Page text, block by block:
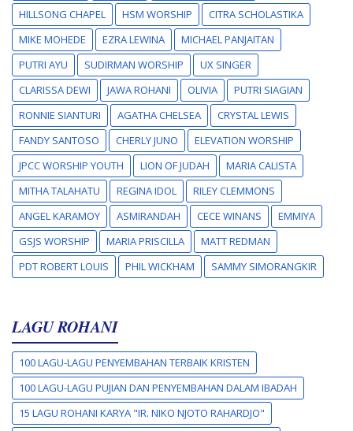
HILLSONG CHAPEL
HSM WORSHIP
CITRA SCHOLASTIKA
MIKE MOHEDE
EZRA LEWINA
MICHAEL PANJAITAN
PUTRI AYU
SUDIRMAN WORSHIP
UX SINGER
CLARISSA DEWI
JAWA ROHANI OLIVIA
PUTRI SIAGIAN
RONNIE SIANTURI
AGATHA CHELSEA
CRYSTAL LEWIS
FANDY SANTOSO
CHERLY JUNO
ELEVATION WORSHIP
JPCC WORSHIP YOUTH
LION OF JUDAH
MARIA CALISTA
MITHA TALAHATU
REGINA IDOL
RILEY CLEMMONS
ANGEL KARAMOY
ASMIRANDAH CECE WINANS
EMMIYA
GSJS WORSHIP
MARIA PRISCILLA
MATT REDMAN
PDT ROBERT LOUIS
PHIL WICKHAM SAMMY SIMORANGKIR
LAGU ROHANI
100 LAGU-LAGU PENYEMBAHAN TERBAIK KRISTEN
100 LAGU-LAGU PUJIAN DAN PENYEMBAHAN DALAM IBADAH
15 LAGU ROHANI KARYA "IR. NIKO NJOTO RAHARDJO"